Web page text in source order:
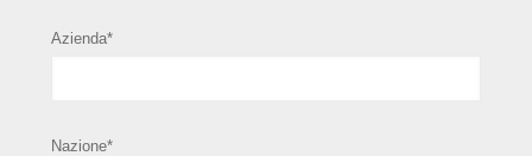
Azienda*
Nazione*